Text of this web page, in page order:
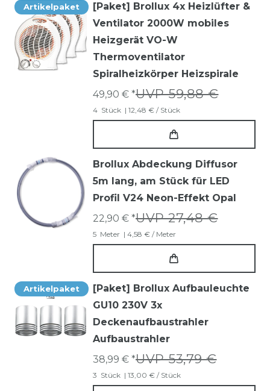
Artikelpaket
[Paket] Brollux 4x Heizlüfter &
Ventilator 2000W mobiles
Heizgerät VO-W
Thermoventilator
Spiralheizkörper Heizspirale
UVP 59,88 €
49,90 € *
4 Stück | 12,48 € / Stück
Brollux Abdeckung Diffusor
5m lang, am Stück für LED
Profil V24 Neon-Effekt Opal
UVP 27,48 €
22,90 € *
5 Meter | 4,58 € / Meter
Artikelpaket
[Paket] Brollux Aufbauleuchte
GU10 230V 3x
Deckenaufbaustrahler
Aufbaustrahler
UVP 53,79 €
38,99 € *
3 Stück | 13,00 € / Stück